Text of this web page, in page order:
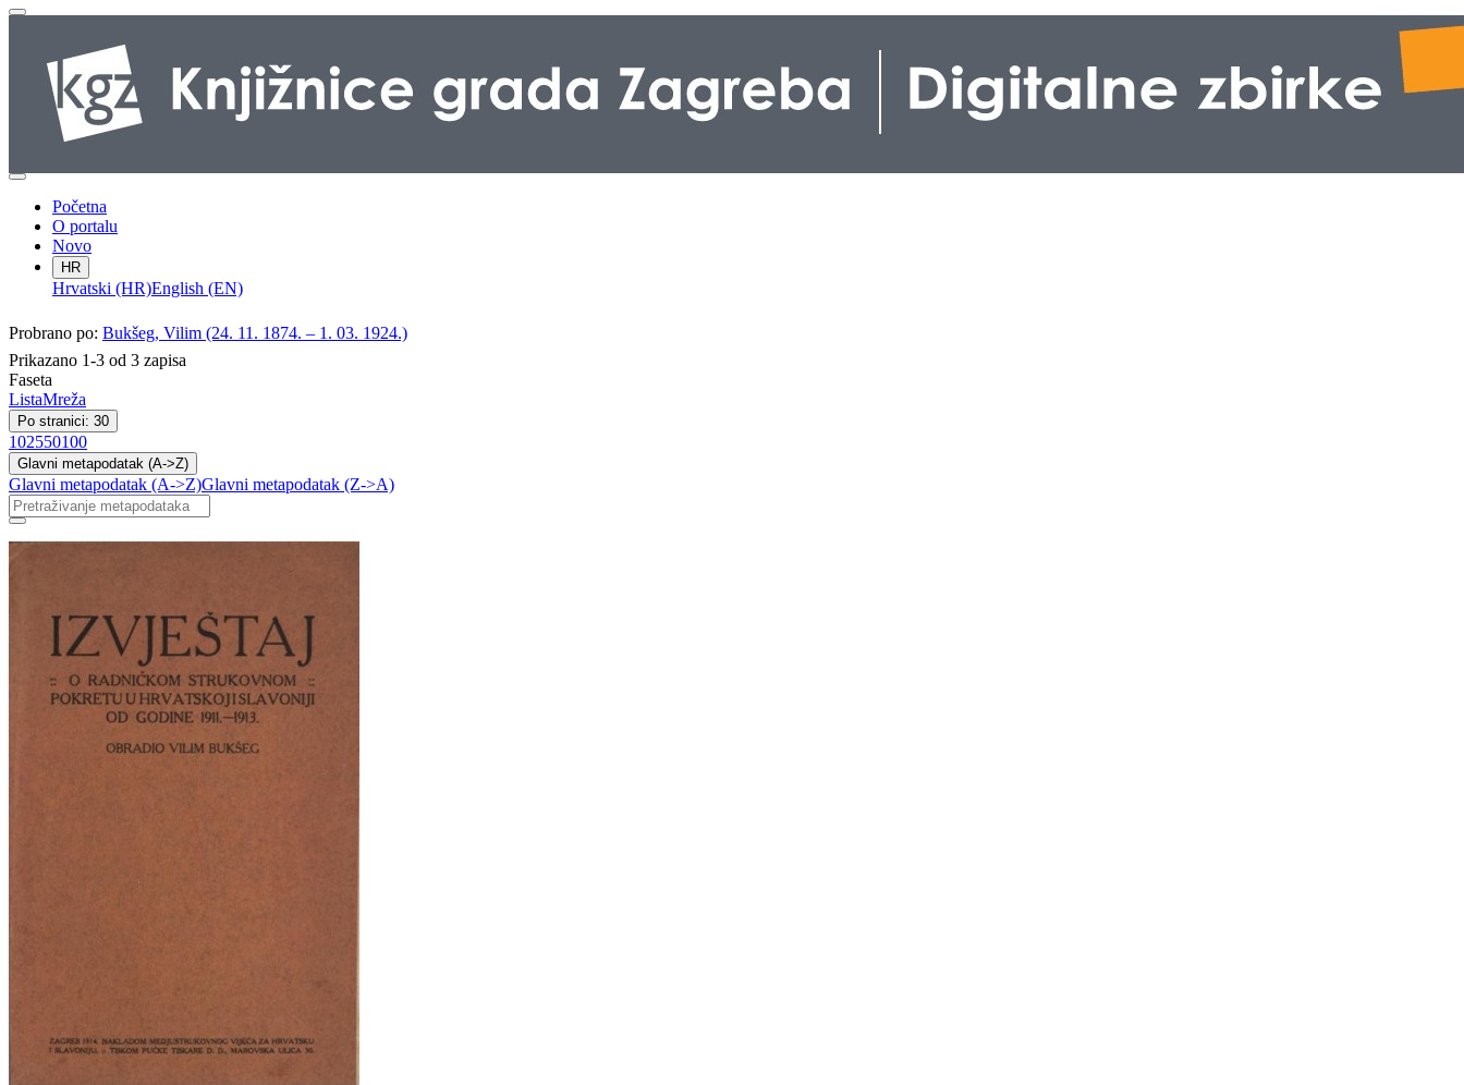
Početna
O portalu
Novo
HR
Hrvatski (HR)English (EN)
Probrano po: Bukšeg, Vilim (24. 11. 1874. – 1. 03. 1924.)
Prikazano 1-3 od 3 zapisa
Faseta
ListaMreža
Po stranici: 30
102550100
Glavni metapodatak (A->Z)
Glavni metapodatak (A->Z)Glavni metapodatak (Z->A)